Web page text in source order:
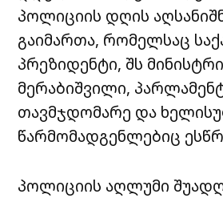
პოლიციის დღის
გაიმართა, რომელსაც
პრეზიდენტი, შს
მერაბიშვილი,
თავმჯდომარე და
წარმომადგენლებიც
პოლიციის აღლუმი